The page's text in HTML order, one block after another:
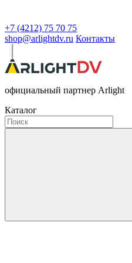
+7 (4212) 75 70 75
shop@arlightdv.ru Контакты
официальный партнер Arlight
Каталог